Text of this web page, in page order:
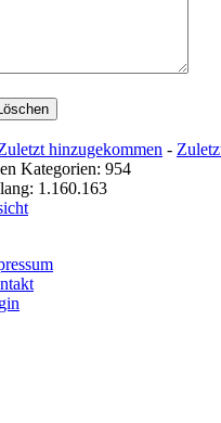
hinzugekommen -
Kategorien: 954
1.160.163